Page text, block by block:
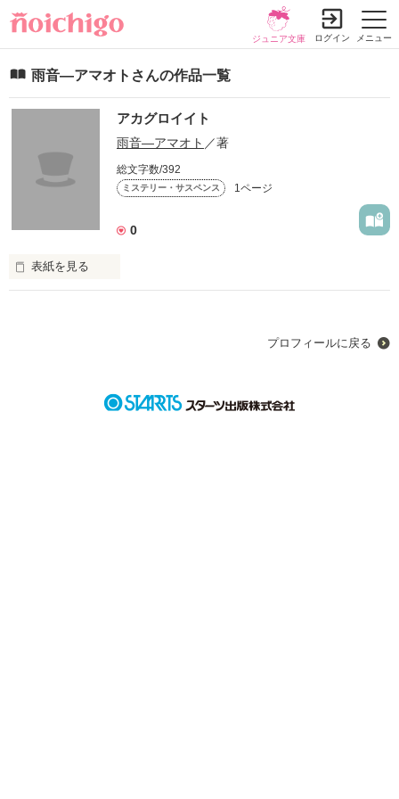
メニュー
ジュニア文庫 ログイン
雨音―アマオトさんの作品一覧
アカグロイイト
雨音―アマオト ／著
総文字数/392
ミステリー・サスペンス 1ページ
0
表紙を見る
作品を読む
プロフィールに戻る